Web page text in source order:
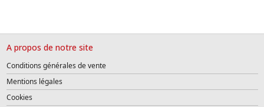
A propos de notre site
Conditions générales de vente
Mentions légales
Cookies